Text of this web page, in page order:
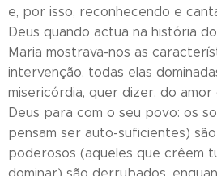
e, por isso, reconhecendo e
Deus quando actua na história
Maria mostrava-nos as
intervenção, todas elas
misericórdia, quer dizer, do
Deus para com o seu povo: os
pensam ser auto-suficientes)
poderosos (aqueles que crêem